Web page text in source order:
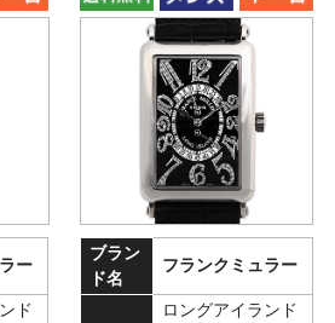
ー
ド
ブラン
ド名
フランクミュラー
ロングアイランド